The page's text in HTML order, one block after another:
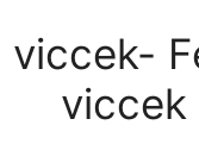
viccek-
viccek